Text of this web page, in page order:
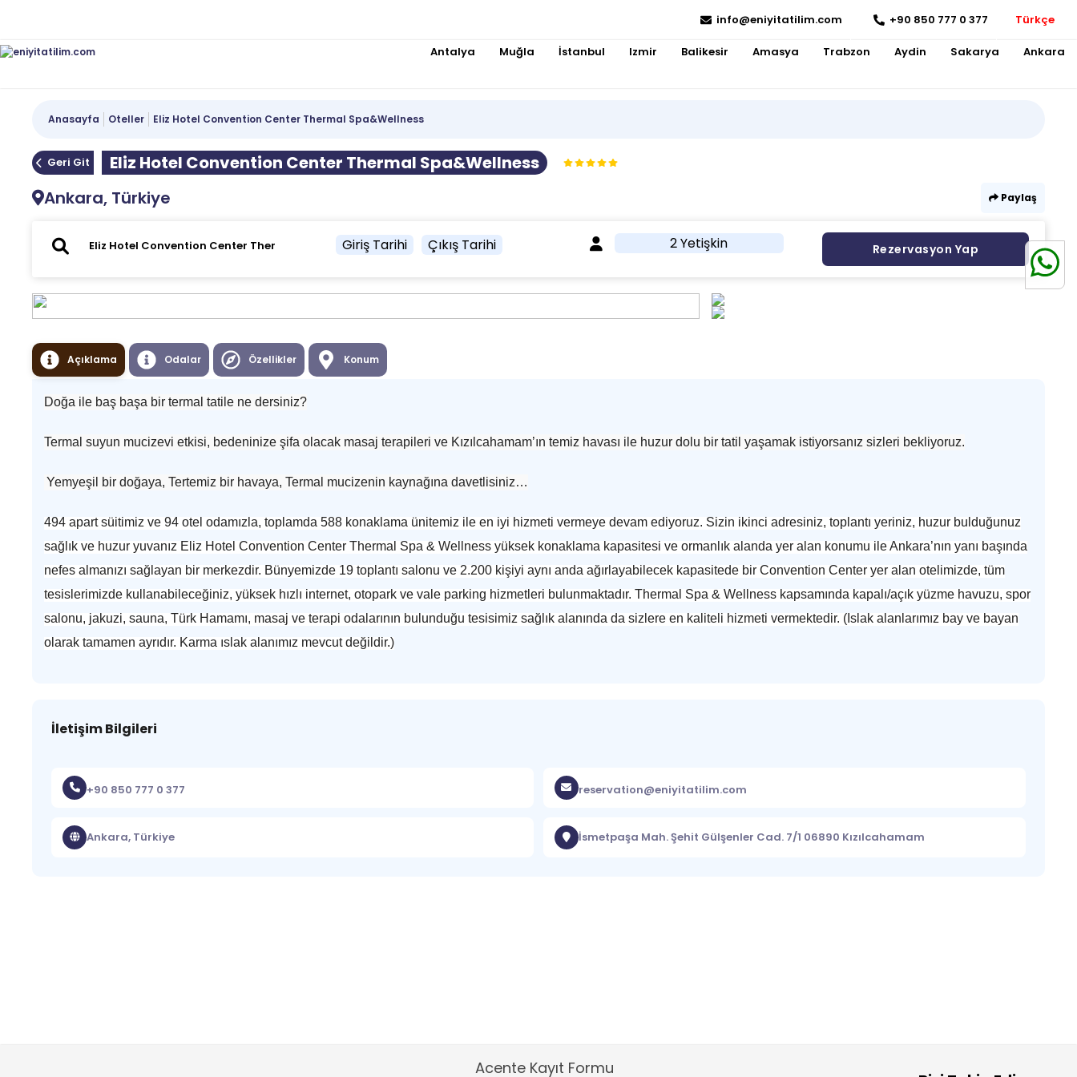
info@eniyitatilim.com +90 850 777 0 377 Türkçe
Antalya Muğla İstanbul Izmir Balikesir Amasya Trabzon Aydin Sakarya Ankara
Anasayfa Oteller Eliz Hotel Convention Center Thermal Spa&Wellness
Geri Git
Eliz Hotel Convention Center Thermal Spa&Wellness
Ankara, Türkiye
Paylaş
Giriş Tarihi Çıkış Tarihi 2 Yetişkin Rezervasyon Yap
Açıklama Odalar Özellikler Konum
Doğa ile baş başa bir termal tatile ne dersiniz?
Termal suyun mucizevi etkisi, bedeninize şifa olacak masaj terapileri ve Kızılcahamam’ın temiz havası ile huzur dolu bir tatil yaşamak istiyorsanız sizleri bekliyoruz.
Yemyeşil bir doğaya, Tertemiz bir havaya, Termal mucizenin kaynağına davetlisiniz…
494 apart süitimiz ve 94 otel odamızla, toplamda 588 konaklama ünitemiz ile en iyi hizmeti vermeye devam ediyoruz. Sizin ikinci adresiniz, toplantı yeriniz, huzur bulduğunuz
sağlık ve huzur yuvanız Eliz Hotel Convention Center Thermal Spa & Wellness yüksek konaklama kapasitesi ve ormanlık alanda yer alan konumu ile Ankara’nın yanı başında
nefes almanızı sağlayan bir merkezdir. Bünyemizde 19 toplantı salonu ve 2.200 kişiyi aynı anda ağırlayabilecek kapasitede bir Convention Center yer alan otelimizde, tüm
tesislerimizde kullanabileceğiniz, yüksek hızlı internet, otopark ve vale parking hizmetleri bulunmaktadır. Thermal Spa & Wellness kapsamında kapalı/açık yüzme havuzu, spor
salonu, jakuzi, sauna, Türk Hamamı, masaj ve terapi odalarının bulunduğu tesisimiz sağlık alanında da sizlere en kaliteli hizmeti vermektedir. (Islak alanlarımız bay ve bayan
olarak tamamen ayrıdır. Karma ıslak alanımız mevcut değildir.)
İletişim Bilgileri
+90 850 777 0 377 reservation@eniyitatilim.com
Ankara, Türkiye İsmetpaşa Mah. Şehit Gülşenler Cad. 7/1 06890 Kızılcahamam
Acente Kayıt Formu